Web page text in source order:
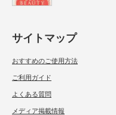
サイトマップ
おすすめのご使用方法
ご利用ガイド
よくある質問
メディア掲載情報